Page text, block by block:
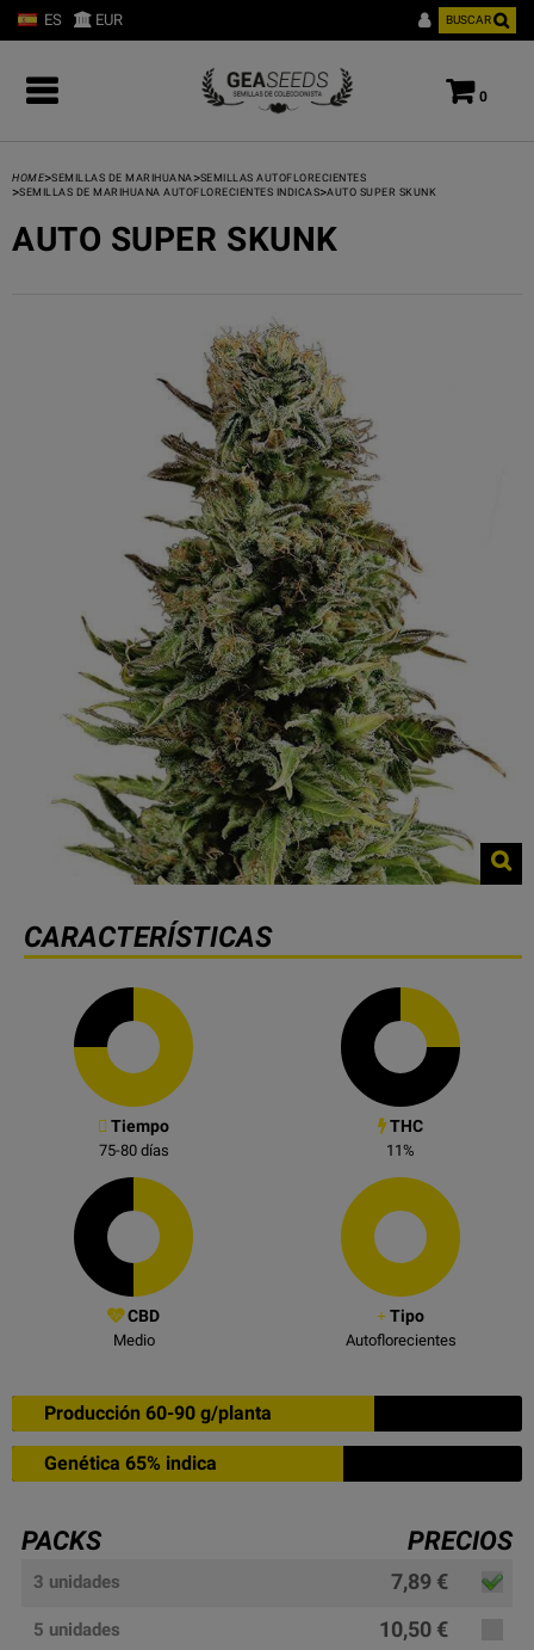
ES EUR BUSCAR
0
HOME>SEMILLAS DE MARIHUANA >SEMILLAS AUTOFLORECIENTES
>SEMILLAS DE MARIHUANA AUTOFLORECIENTES INDICAS>AUTO SUPER SKUNK
AUTO SUPER SKUNK
CARACTERÍSTICAS
Tiempo
75-80días
THC
11%
CBD
Medio
Tipo
Autoflorecientes
Producción 60-90 g/planta
Genética 65% indica
PACKS PRECIOS
3 unidades 7,89 €
5 unidades 10,50 €